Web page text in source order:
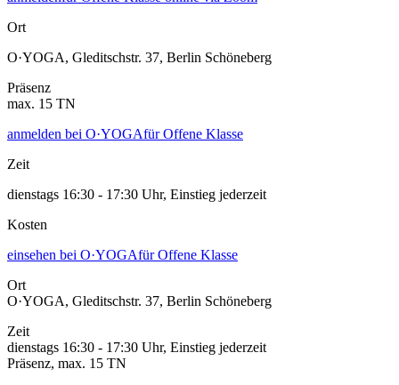
Ort
O·YOGA, Gleditschstr. 37, Berlin Schöneberg
Präsenz
max. 15 TN
anmelden bei O·YOGAfür Offene Klasse
Zeit
dienstags 16:30 - 17:30 Uhr, Einstieg jederzeit
Kosten
einsehen bei O·YOGAfür Offene Klasse
Ort
O·YOGA, Gleditschstr. 37, Berlin Schöneberg
Zeit
dienstags 16:30 - 17:30 Uhr, Einstieg jederzeit
Präsenz, max. 15 TN